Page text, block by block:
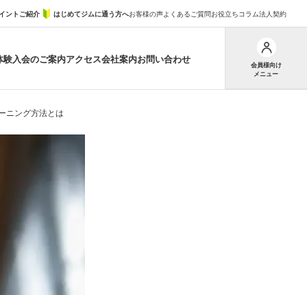
ントご紹介 はじめてジムに通う方へお客様の声よくあるご質問お役立ちコラム法人契約
験入会のご案内アクセス会社案内お問い合わせ
会員様向け
メニュー
ニング方法とは